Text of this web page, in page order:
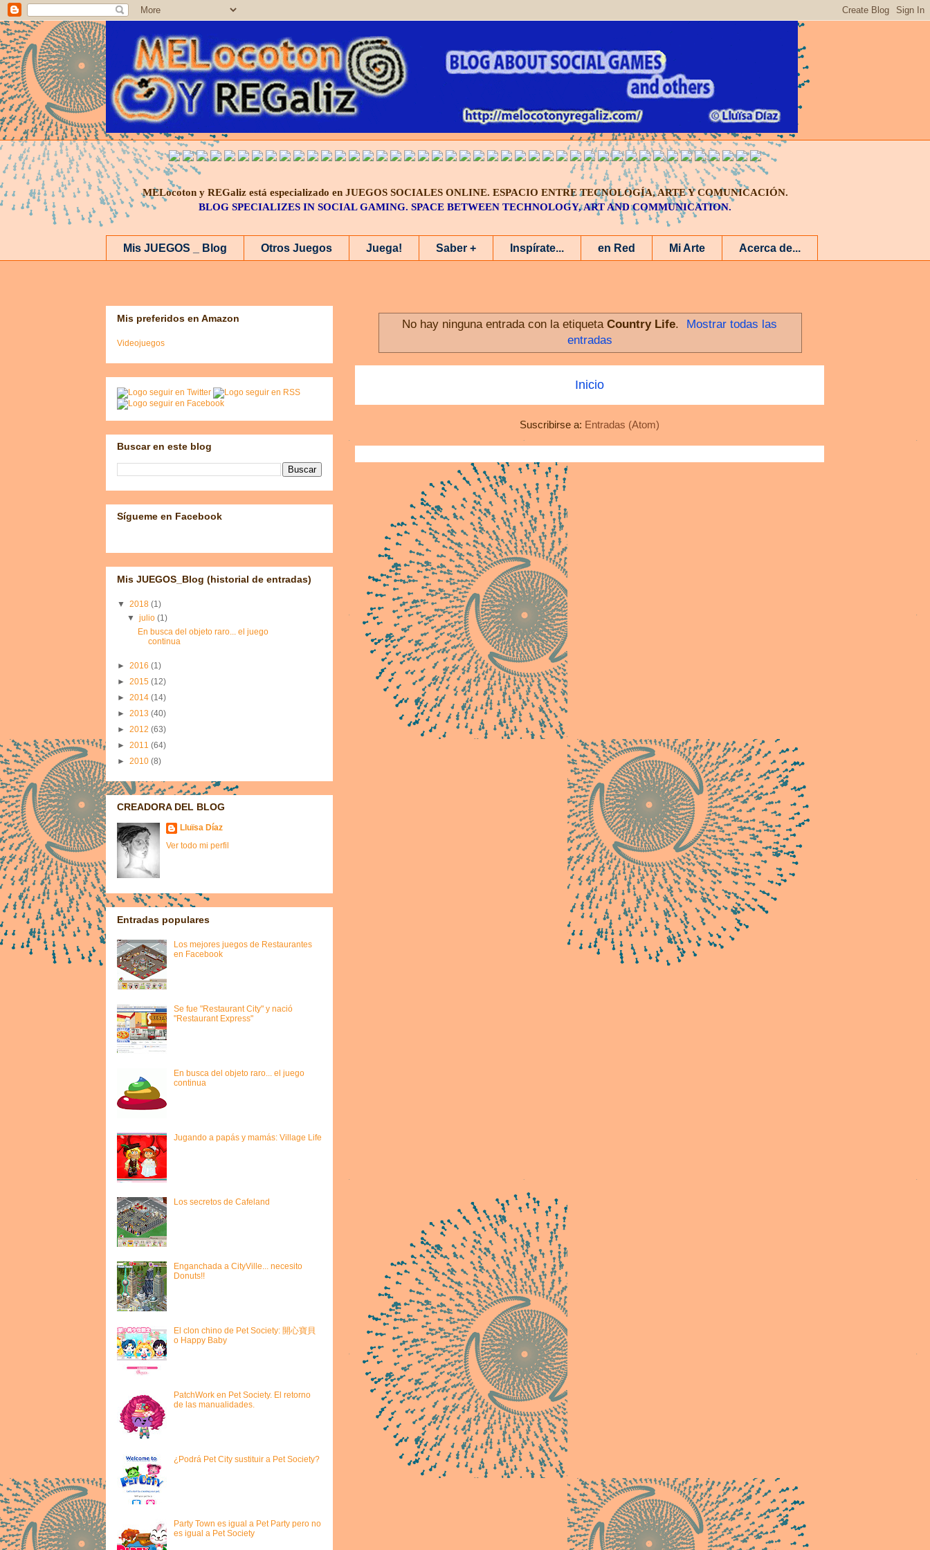
MELocoton y REGaliz está especializado en JUEGOS SOCIALES ONLINE. ESPACIO ENTRE TECNOLOGÍA, ARTE Y COMUNICACIÓN.
BLOG SPECIALIZES IN SOCIAL GAMING. SPACE BETWEEN TECHNOLOGY, ART AND COMMUNICATION.
Mis JUEGOS _ Blog Otros Juegos Juega! Saber + Inspírate... en Red Mi Arte Acerca de...
No hay ninguna entrada con la etiqueta Country Life.
Mostrar todas las
entradas
Inicio
Suscribirse a: Entradas (Atom)
Mis preferidos en Amazon
Videojuegos
Buscar en este blog
Sígueme en Facebook
Mis JUEGOS_Blog (historial de entradas)
▼ 2018 (1)
▼julio(1)
En busca del objeto raro... el juego
continua
► 2016 (1)
► 2015 (12)
► 2014 (14)
► 2013 (40)
► 2012 (63)
► 2011 (64)
► 2010 (8)
CREADORA DEL BLOG
Lluïsa Díaz
Ver todo mi perfil
Entradas populares
Los mejores juegos de Restaurantes
en Facebook
Se fue "Restaurant City" y nació
"Restaurant Express"
En busca del objeto raro... el juego
continua
Jugando a papás y mamás: Village Life
Los secretos de Cafeland
Enganchada a CityVille... necesito
Donuts!!
El clon chino de Pet Society: 開心寶貝
o Happy Baby
PatchWork en Pet Society. El retorno
de las manualidades.
¿Podrá Pet City sustituir a Pet Society?
Party Town es igual a Pet Party pero no
es igual a Pet Society